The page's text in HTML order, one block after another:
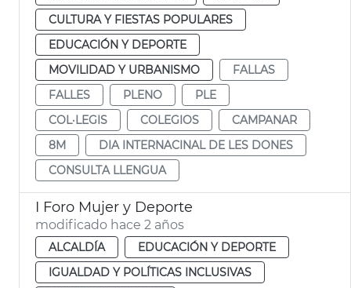
CULTURA Y FIESTAS POPULARES
EDUCACIÓN Y DEPORTE
MOVILIDAD Y URBANISMO
FALLAS
FALLES
PLENO
PLE
COL·LEGIS
COLEGIOS
CAMPANAR
8M
DIA INTERNACINAL DE LES DONES
CONSULTA LLENGUA
I Foro Mujer y Deporte
modificado hace 2 años
ALCALDÍA
EDUCACIÓN Y DEPORTE
IGUALDAD Y POLÍTICAS INCLUSIVAS